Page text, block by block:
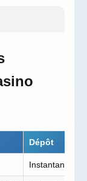
Dépôt
Instantané